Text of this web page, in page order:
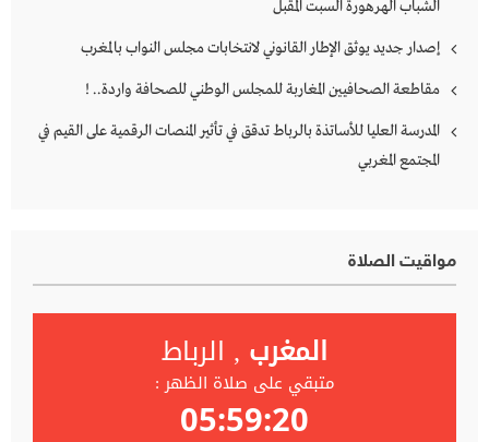
الشباب الهرهورة السبت المقبل
إصدار جديد يوثق الإطار القانوني لانتخابات مجلس النواب بالمغرب
مقاطعة الصحافيين المغاربة للمجلس الوطني للصحافة واردة.. !
المدرسة العليا للأساتذة بالرباط تدقق في تأثير المنصات الرقمية على القيم في
المجتمع المغربي
مواقيت الصلاة